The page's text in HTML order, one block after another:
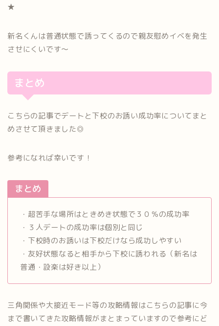
★
新名くんは普通状態で誘ってくるので親友慰めイベを発生
させにくいです〜
まとめ
こちらの記事でデートと下校のお誘い成功率についてまと
めさせて頂きました◎
参考になれば幸いです！
まとめ
・超苦手な場所はときめき状態で３０％の成功率
・３人デートの成功率は個別と同じ
・下校時のお誘いは下校だけなら成功しやすい
・友好状態なると相手から下校に誘われる（新名は
普通・設楽は好き以上）
三角関係や大接近モード等の攻略情報はこちらの記事に今
まで書いてきた攻略情報がまとまっていますので参考にど